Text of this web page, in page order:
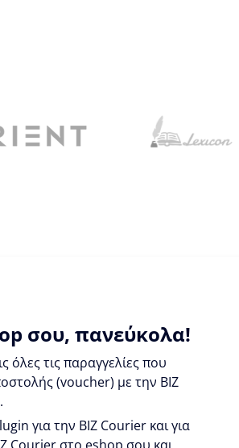
σου, πανεύκολα!
τις παραγγελίες που
(voucher) με την BIZ
για την BIZ Courier και για